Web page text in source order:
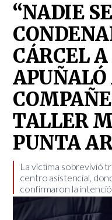
“NADIE
CÁRCEL
APUÑALÓ
TALLER
PUNTA
​La víctima sobrevivió
centro asistencial,
confirmaron la